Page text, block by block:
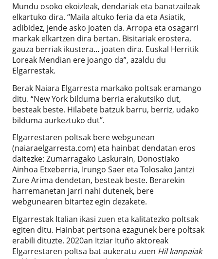
Mundu osoko ekoizleak, dendariak eta banatzaileak
elkartuko dira. “Maila altuko feria da eta Asiatik,
adibidez, jende asko joaten da. Arropa eta osagarri
markak elkartzen dira bertan. Bisitariak erostera,
gauza berriak ikustera… joaten dira. Euskal Herritik
Loreak Mendian ere joango da”, azaldu du
Elgarrestak.
Berak Naiara Elgarresta markako poltsak eramango
ditu. “New York bilduma berria erakutsiko dut,
besteak beste. Hilabete batzuk barru, berriz, udako
bilduma aurkeztuko dut”.
Elgarrestaren poltsak bere webgunean
(naiaraelgarresta.com) eta hainbat dendatan eros
daitezke: Zumarragako Laskurain, Donostiako
Ainhoa Etxeberria, Irungo Saer eta Tolosako Jantzi
Zure Arima dendetan, besteak beste. Berarekin
harremanetan jarri nahi dutenek, bere
webgunearen bitartez egin dezakete.
Elgarrestak Italian ikasi zuen eta kalitatezko poltsak
egiten ditu. Hainbat pertsona ezagunek bere poltsak
erabili dituzte. 2020an Itziar Ituño aktoreak
Elgarrestaren poltsa bat aukeratu zuen Hil kanpaiak